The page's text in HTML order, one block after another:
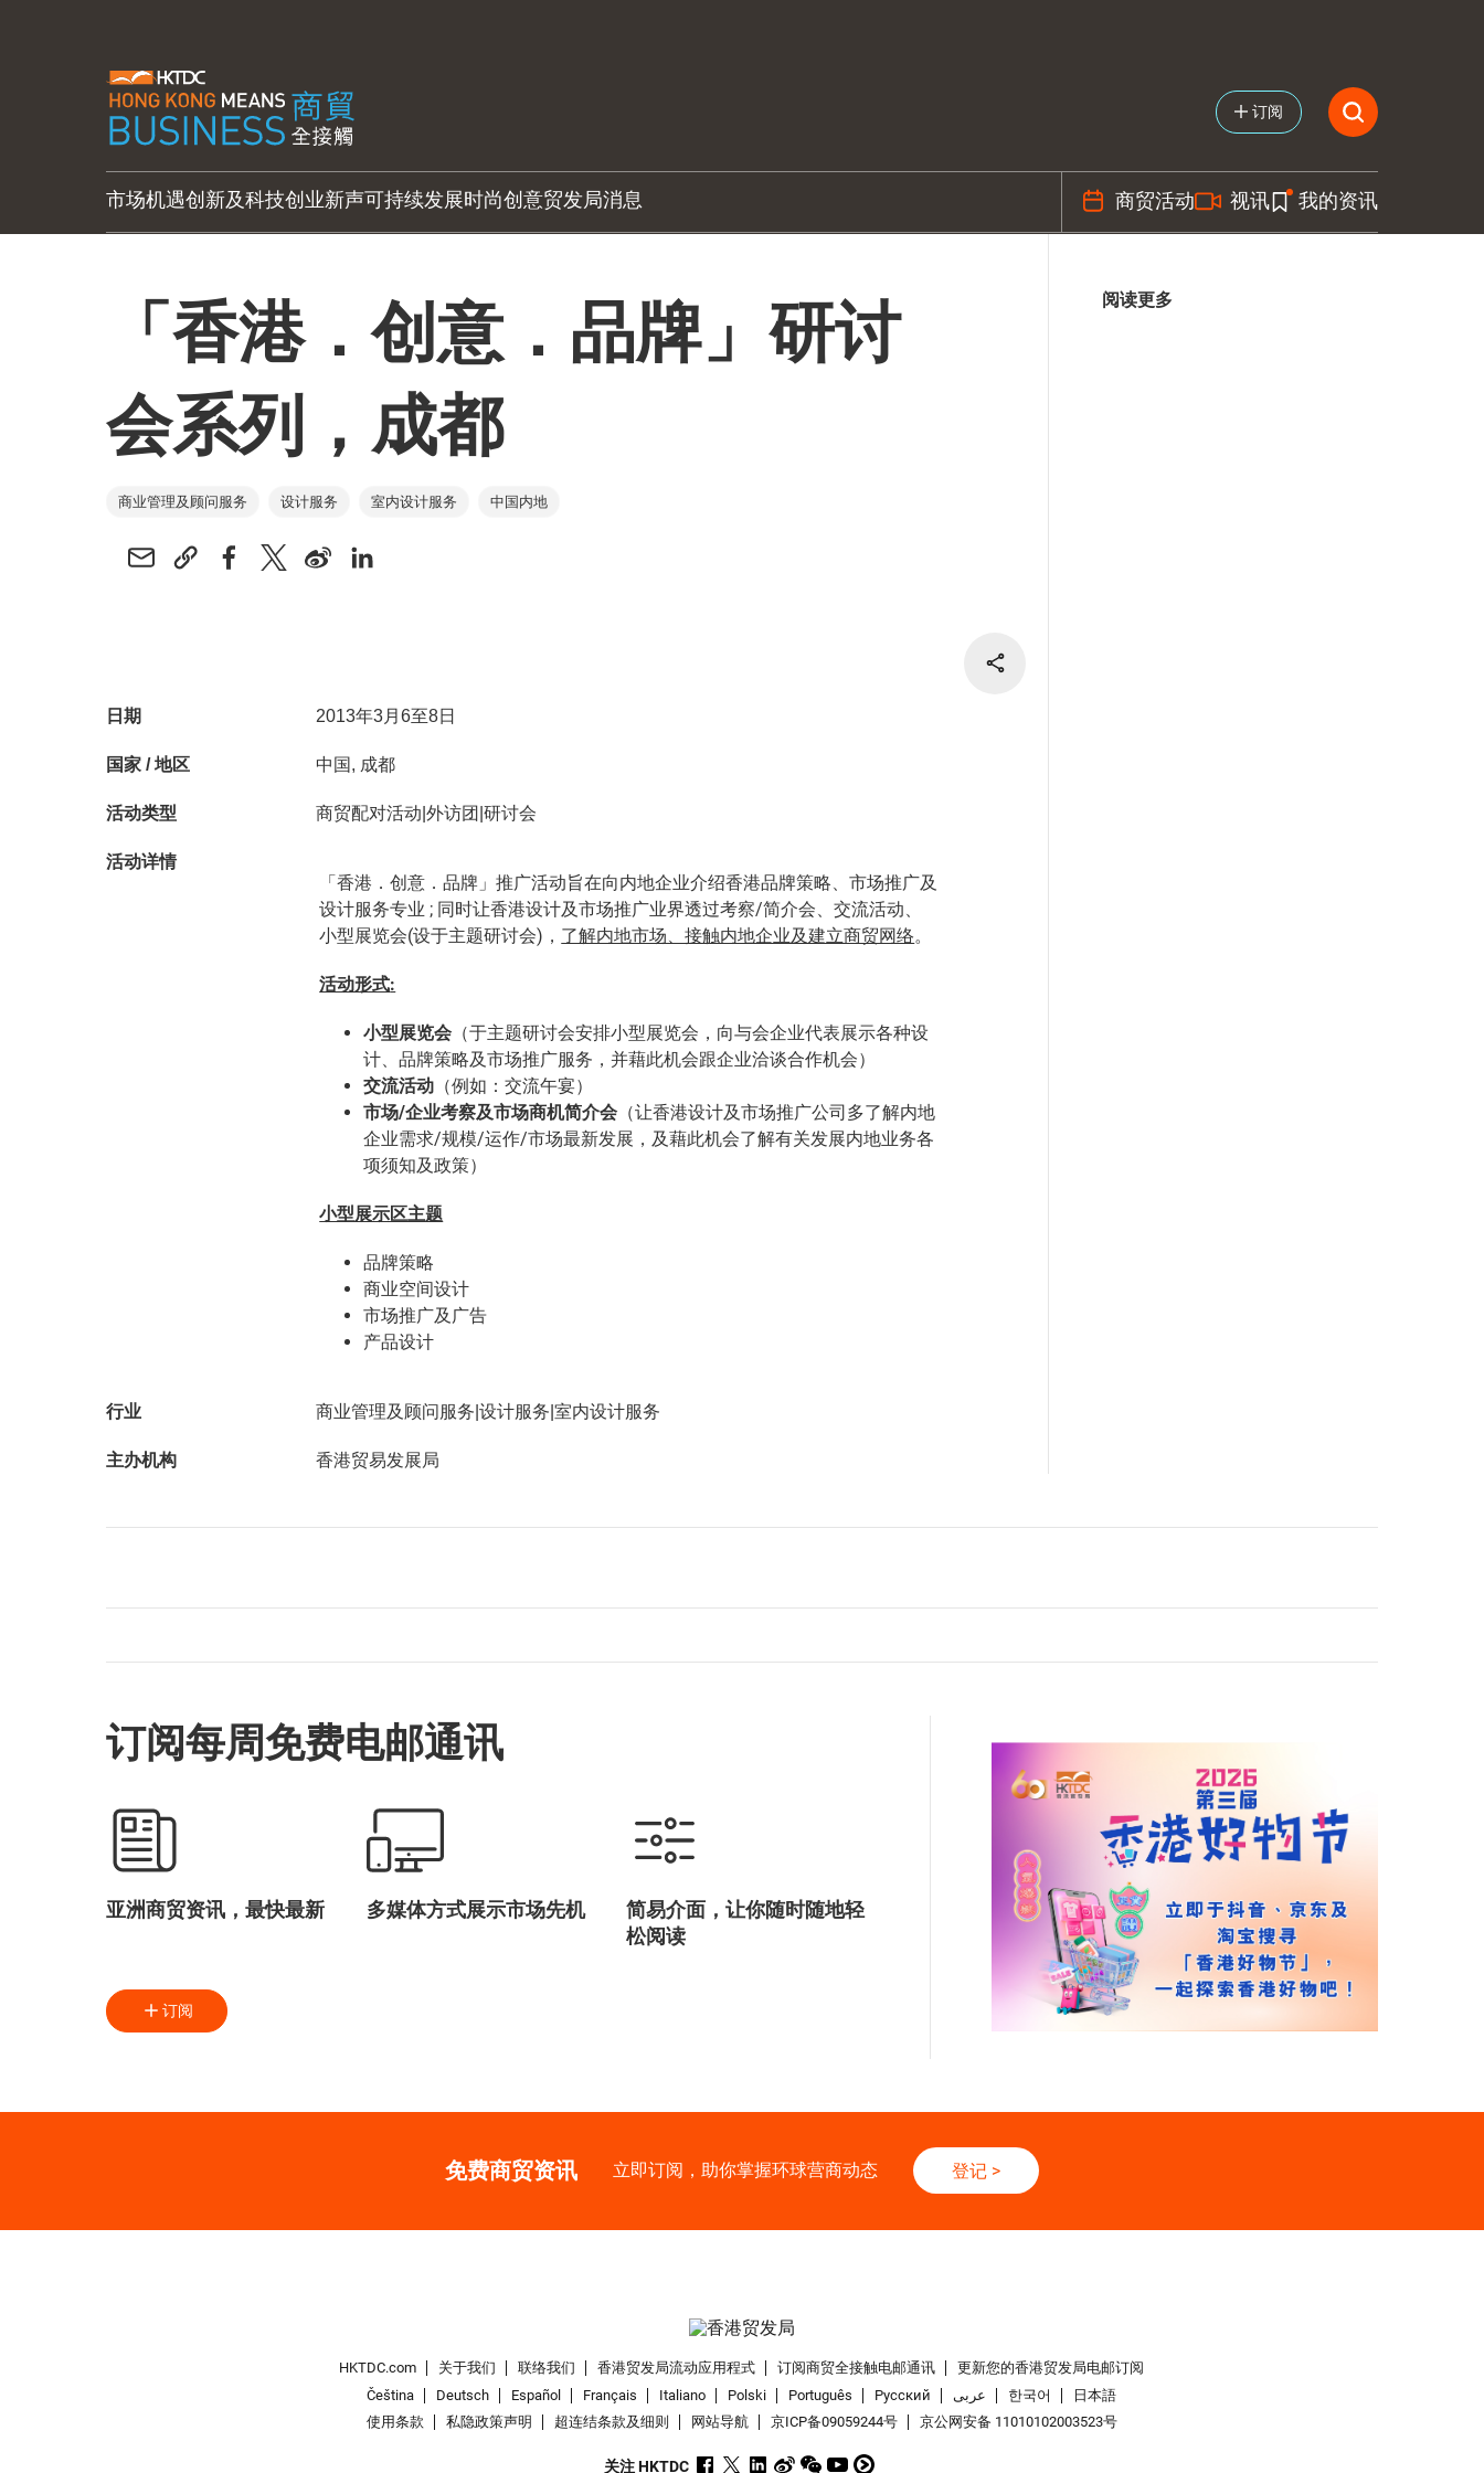
订阅
市场机遇创新及科技创业新声可持续发展时尚创意贸发局消息 商贸活动 视讯 我的资讯
「香港．创意．品牌」研讨
会系列，成都
商业管理及顾问服务 设计服务 室内设计服务 中国内地
日期 2013年3月6至8日
国家 / 地区 中国, 成都
活动类型 商贸配对活动|外访团|研讨会
活动详情
「香港．创意．品牌」推广活动旨在向内地企业介绍香港品牌策略、市场推广及
设计服务专业 ; 同时让香港设计及市场推广业界透过考察/简介会、交流活动、
小型展览会(设于主题研讨会)， 了解内地市场、接触内地企业及建立商贸网络。
活动形式:
小型展览会 （于主题研讨会安排小型展览会，向与会企业代表展示各种设
计、品牌策略及市场推广服务，并藉此机会跟企业洽谈合作机会）
交流活动 （例如：交流午宴）
市场/企业考察及市场商机简介会 （让香港设计及市场推广公司多了解内地
企业需求/规模/运作/市场最新发展，及藉此机会了解有关发展内地业务各
项须知及政策）
小型展示区主题
品牌策略
商业空间设计
市场推广及广告
产品设计
行业 商业管理及顾问服务|设计服务|室内设计服务
主办机构 香港贸易发展局
阅读更多
订阅每周免费电邮通讯
亚洲商贸资讯，最快最新 多媒体方式展示市场先机
简易介面，让你随时随地轻
松阅读
订阅
免费商贸资讯 立即订阅，助你掌握环球营商动态 登记>
HKTDC.com 关于我们 联络我们 香港贸发局流动应用程式 订阅商贸全接触电邮通讯
更新您的香港贸发局电邮订阅
Čeština
Deutsch Español Français Italiano Polski Português Pусский عربى 한국어
日本語
使用条款
私隐政策声明 超连结条款及细则 网站导航 京ICP备09059244号 京公网安备 11010102003523号
关注 HKTDC